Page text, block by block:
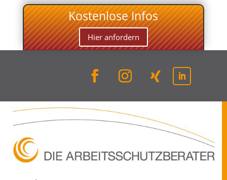
Kostenlose Infos
Hier anfordern